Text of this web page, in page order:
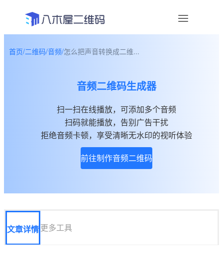
关于我们
首页/二维码/音频/怎么把声音转换成二维...
音频二维码生成器
扫一扫在线播放，可添加多个音频
扫码就能播放，告别广告干扰
拒绝音频卡顿，享受清晰无水印的视听体验
前往制作音频二维码
文章详情更多工具